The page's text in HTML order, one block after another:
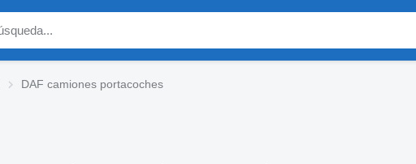
DAF camiones portacoches